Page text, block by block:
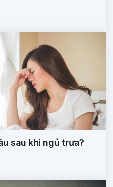
sau khi ngủ trưa?